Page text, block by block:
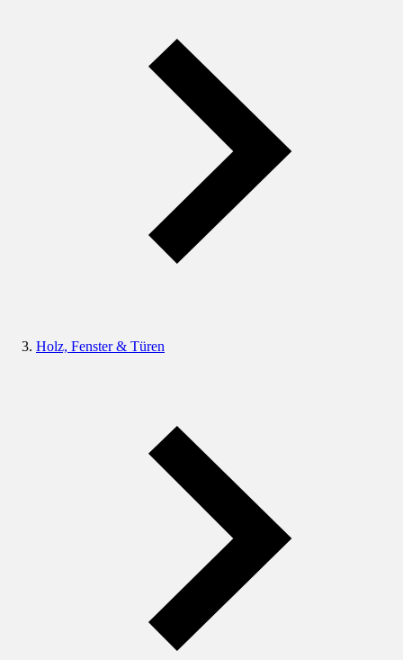
Holz, Fenster & Türen